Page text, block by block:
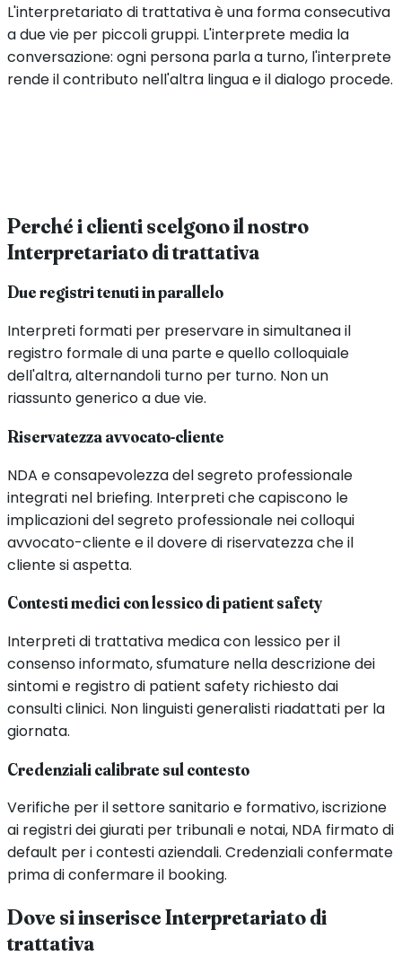
L'interpretariato di trattativa è una forma consecutiva
a due vie per piccoli gruppi. L'interprete media la
conversazione: ogni persona parla a turno, l'interprete
rende il contributo nell'altra lingua e il dialogo procede.
Perché i clienti scelgono il nostro
Interpretariato di trattativa
Due registri tenuti in parallelo
Interpreti formati per preservare in simultanea il
registro formale di una parte e quello colloquiale
dell'altra, alternandoli turno per turno. Non un
riassunto generico a due vie.
Riservatezza avvocato-cliente
NDA e consapevolezza del segreto professionale
integrati nel briefing. Interpreti che capiscono le
implicazioni del segreto professionale nei colloqui
avvocato-cliente e il dovere di riservatezza che il
cliente si aspetta.
Contesti medici con lessico di patient safety
Interpreti di trattativa medica con lessico per il
consenso informato, sfumature nella descrizione dei
sintomi e registro di patient safety richiesto dai
consulti clinici. Non linguisti generalisti riadattati per la
giornata.
Credenziali calibrate sul contesto
Verifiche per il settore sanitario e formativo, iscrizione
ai registri dei giurati per tribunali e notai, NDA firmato di
default per i contesti aziendali. Credenziali confermate
prima di confermare il booking.
Dove si inserisce Interpretariato di
trattativa